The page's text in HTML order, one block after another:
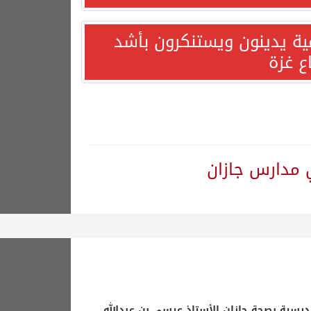
يدينون ويستنكرون بأشد
غزة
جازان